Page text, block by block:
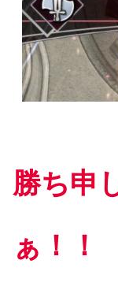
勝ち申
ぁ！！